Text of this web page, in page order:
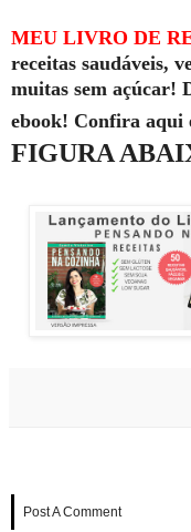
MEU LIVRO DE
receitas saudáveis,
muitas sem açúcar!
ebook! Confira aqui
FIGURA
Post A Comment